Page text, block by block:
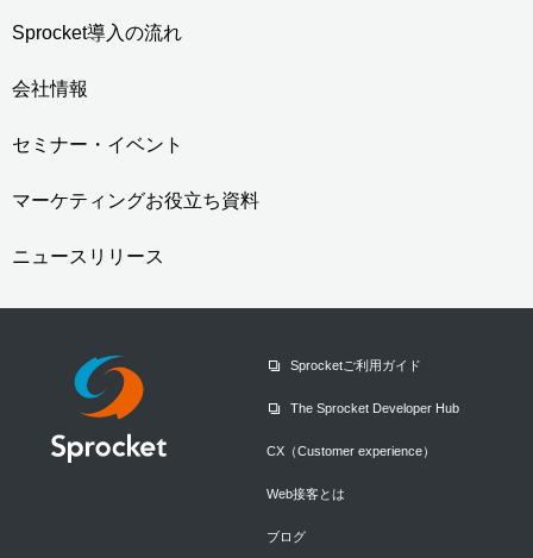
Sprocket導入の流れ
会社情報
セミナー・イベント
マーケティングお役立ち資料
ニュースリリース
Sprocketご利用ガイド
The Sprocket Developer Hub
CX（Customer experience）
Web接客とは
ブログ